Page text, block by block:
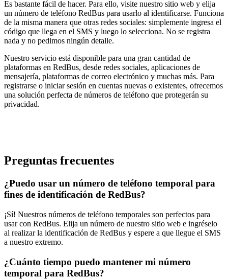
Es bastante fácil de hacer. Para ello, visite nuestro sitio web y elija
un número de teléfono RedBus para usarlo al identificarse. Funciona
de la misma manera que otras redes sociales: simplemente ingresa el
código que llega en el SMS y luego lo selecciona. No se registra
nada y no pedimos ningún detalle.
Nuestro servicio está disponible para una gran cantidad de
plataformas en RedBus, desde redes sociales, aplicaciones de
mensajería, plataformas de correo electrónico y muchas más. Para
registrarse o iniciar sesión en cuentas nuevas o existentes, ofrecemos
una solución perfecta de números de teléfono que protegerán su
privacidad.
Preguntas frecuentes
¿Puedo usar un número de teléfono temporal para
fines de identificación de RedBus?
¡Sí! Nuestros números de teléfono temporales son perfectos para
usar con RedBus. Elija un número de nuestro sitio web e ingréselo
al realizar la identificación de RedBus y espere a que llegue el SMS
a nuestro extremo.
¿Cuánto tiempo puedo mantener mi número
temporal para RedBus?